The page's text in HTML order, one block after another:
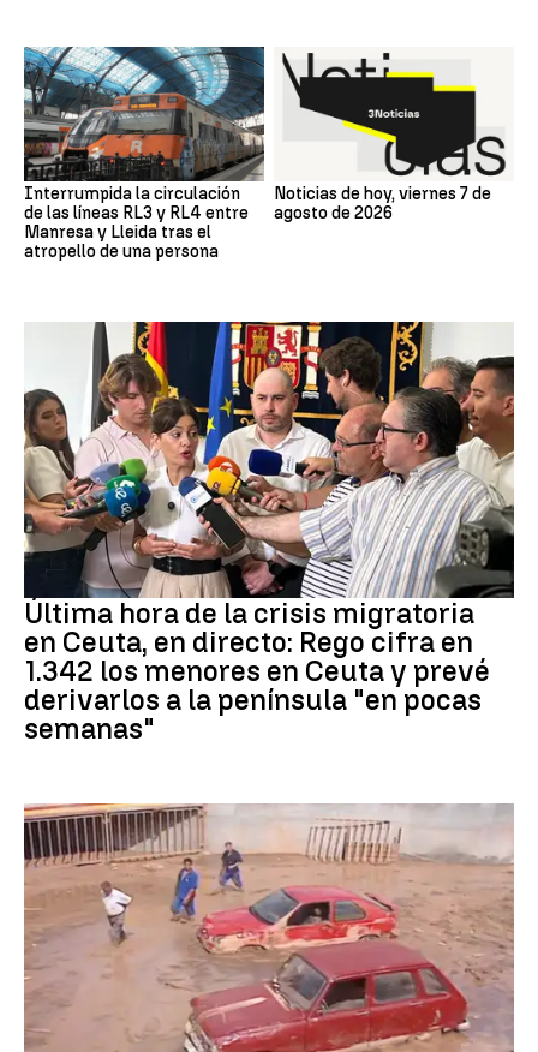
Interrumpida la circulación
de las líneas RL3 y RL4 entre
Manresa y Lleida tras el
atropello de una persona
Noticias de hoy, viernes 7 de
agosto de 2026
Crisis migratoria
Última hora de la crisis migratoria
en Ceuta, en directo: Rego cifra en
1.342 los menores en Ceuta y prevé
derivarlos a la península "en pocas
semanas"